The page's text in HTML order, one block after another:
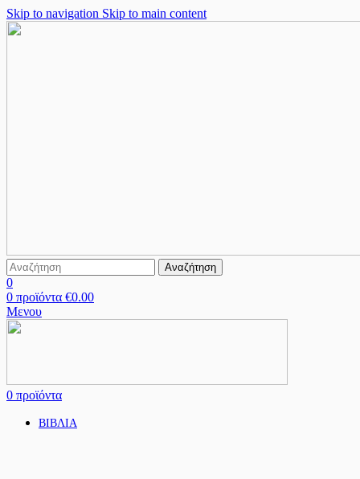
Skip to navigation Skip to main content
Αναζήτηση
0
0 προϊόντα €0.00
Μενου
0 προϊόντα
ΒΙΒΛΙΑ